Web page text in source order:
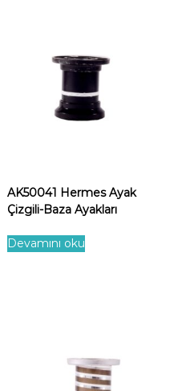
AK50041 Hermes Ayak
Çizgili-Baza Ayakları
Devamını oku